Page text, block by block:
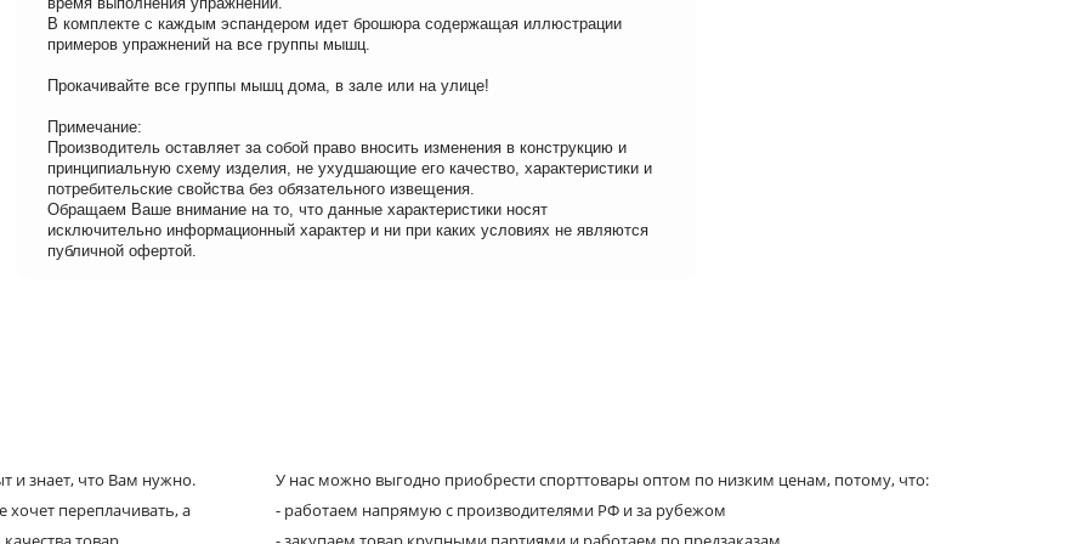
В комплекте с каждым эспандером идет брошюра содержащая иллюстрации
примеров упражнений на все группы мышц.
Прокачивайте все группы мышц дома, в зале или на улице!
Примечание:
Производитель оставляет за собой право вносить изменения в конструкцию и
принципиальную схему изделия, не ухудшающие его качество, характеристики и
потребительские свойства без обязательного извещения.
Обращаем Ваше внимание на то, что данные характеристики носят
исключительно информационный характер и ни при каких условиях не являются
публичной офертой.
и знает, что Вам нужно.
хочет переплачивать, а
У нас можно выгодно приобрести спорттовары оптом по низким ценам, потому, что:
- работаем напрямую с производителями РФ и за рубежом